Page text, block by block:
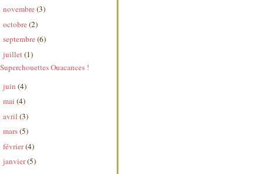
novembre (3)
octobre (2)
septembre (6)
juillet (1)
Superchouettes Ouacances !
juin (4)
mai (4)
avril (3)
mars(5)
février(4)
janvier(5)